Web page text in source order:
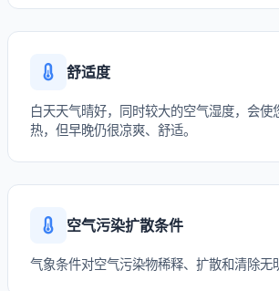
舒适度
白天天气晴好，同时较大的空气湿度，会使
热，但早晚仍很凉爽、舒适。
空气污染扩散条件
气象条件对空气污染物稀释、扩散和清除无